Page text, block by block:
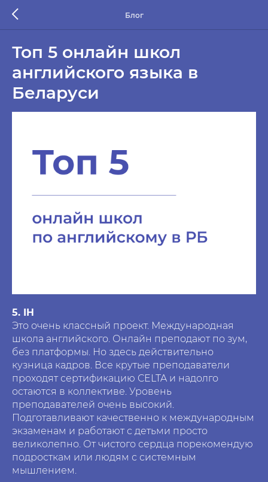
Блог
Топ 5 онлайн школ
английского языка в
Беларуси
5. IH
Это очень классный проект. Международная
школа английского. Онлайн преподают по зум,
без платформы. Но здесь действительно
кузница кадров. Все крутые преподаватели
проходят сертификацию CELTA и надолго
остаются в коллективе. Уровень
преподавателей очень высокий.
Подготавливают качественно к международным
экзаменам и работают с детьми просто
великолепно. От чистого сердца порекомендую
подросткам или людям с системным
мышлением.